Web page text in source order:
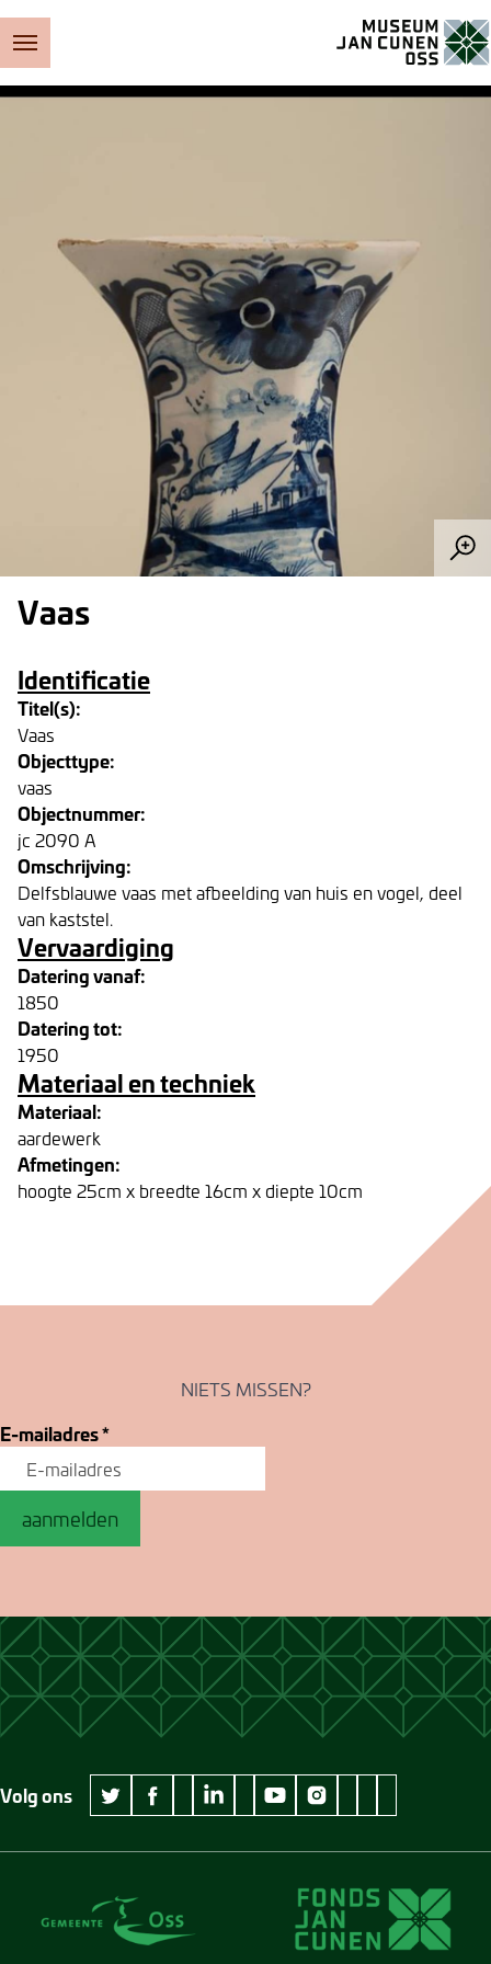
Vaas
Identificatie
Titel(s):
Vaas
Objecttype:
vaas
Objectnummer:
jc 2090 A
Omschrijving:
Delfsblauwe vaas met afbeelding van huis en vogel, deel
van kaststel.
Vervaardiging
Datering vanaf:
1850
Datering tot:
1950
Materiaal en techniek
Materiaal:
aardewerk
Afmetingen:
hoogte 25cm x breedte 16cm x diepte 10cm
NIETS MISSEN?
E-mailadres*
aanmelden
Volg ons
twitter Museum Jan Cunen
facebook Museum Jan Cunen
wikipedia Museum Jan Cunen
linkedin Museum Jan Cunen
googleplus Museum Jan Cunen
youtube Museum Jan Cunen
instagram Museum